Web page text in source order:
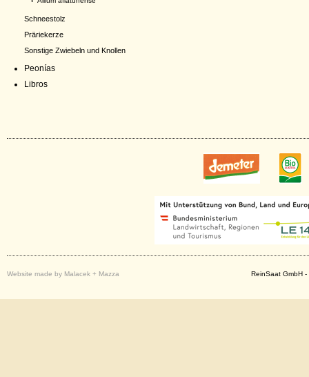
Schneestolz
Präriekerze
Sonstige Zwiebeln und Knollen
Peonías
Libros
Website made by Malacek + Mazza ReinSaat GmbH